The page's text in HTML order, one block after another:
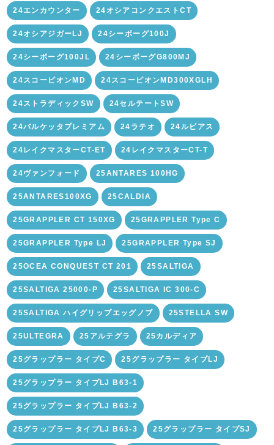
24エンカウンター 24オシアコンクエストCT
24オシアジガーLJ 24シーボーグ100J
24シーボーグ100JL 24シーボーグG800MJ
24スコーピオンMD 24スコーピオンMD300XGLH
24ストラディックSW 24セルテートSW
24バルケッタプレミアム 24ラテオ 24ルビアス
24レイクマスターCT-ET 24レイクマスターCT-T
24ヴァンフォード 25ANTARES 100HG
25ANTARES100XG 25CALDIA
25GRAPPLER CT 150XG 25GRAPPLER Type C
25GRAPPLER Type LJ 25GRAPPLER Type SJ
25OCEA CONQUEST CT 201 25SALTIGA
25SALTIGA 25000-P 25SALTIGA IC 300-C
25SALTIGA ハイグリップエッグノブ 25STELLA SW
25ULTEGRA 25アルテグラ 25カルディア
25グラップラー タイプC 25グラップラー タイプLJ
25グラップラー タイプLJ B63-1
25グラップラー タイプLJ B63-2
25グラップラー タイプLJ B63-3 25グラップラー タイプSJ